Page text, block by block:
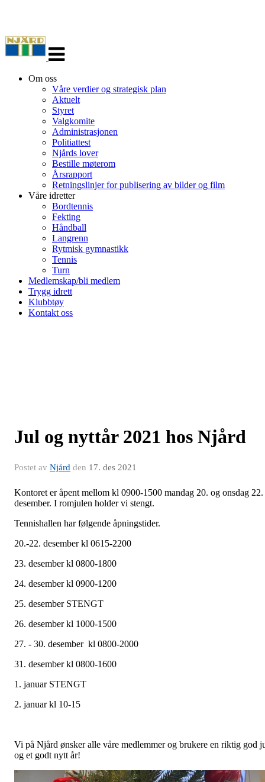
navigasjon
Om oss
Våre verdier og strategisk plan
Aktuelt
Styret
Valgkomite
Administrasjonen
Politiattest
Njårds lover
Bestille møterom
Årsrapport
Retningslinjer for publisering av bilder og film
Våre idretter
Bordtennis
Fekting
Håndball
Langrenn
Rytmisk gymnastikk
Tennis
Turn
Medlemskap/bli medlem
Trygg idrett
Klubbtøy
Kontakt oss
Jul og nyttår 2021 hos Njård
Postet av Njård den 17. des 2021
Kontoret er åpent mellom kl 0900-1500 mandag 20. og onsdag 22.
desember. I romjulen holder vi stengt.
Tennishallen har følgende åpningstider.
20.-22. desember kl 0615-2200
23. desember kl 0800-1800
24. desember kl 0900-1200
25. desember STENGT
26. desember kl 1000-1500
27. - 30. desember kl 0800-2000
31. desember kl 0800-1600
1. januar STENGT
2. januar kl 10-15
Vi på Njård ønsker alle våre medlemmer og brukere en riktig god
og et godt nytt år!